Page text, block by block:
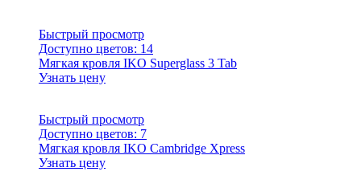
Быстрый просмотр
Доступно цветов: 14
Мягкая кровля IKO Superglass 3 Tab
Узнать цену
Быстрый просмотр
Доступно цветов: 7
Мягкая кровля IKO Cambridge Xpress
Узнать цену